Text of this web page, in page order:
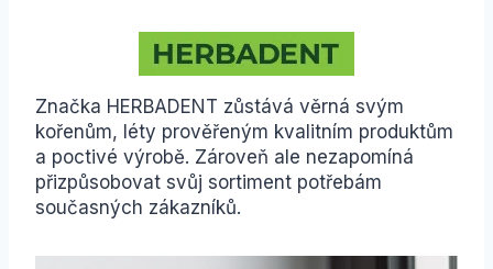
Značka HERBADENT zůstává věrná svým
kořenům, léty prověřeným kvalitním produktům
a poctivé výrobě. Zároveň ale nezapomíná
přizpůsobovat svůj sortiment potřebám
současných zákazníků.